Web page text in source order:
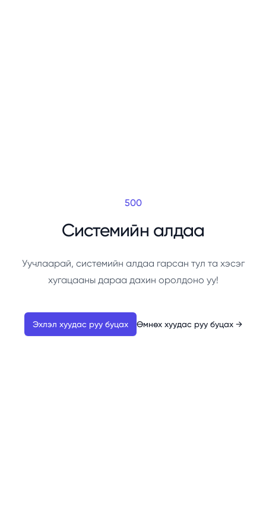
500
Системийн алдаа
Уучлаарай, системийн алдаа гарсан тул та хэсэг
хугацааны дараа дахин оролдоно уу!
Эхлэл хуудас руу буцах Өмнөх хуудас руу буцах →